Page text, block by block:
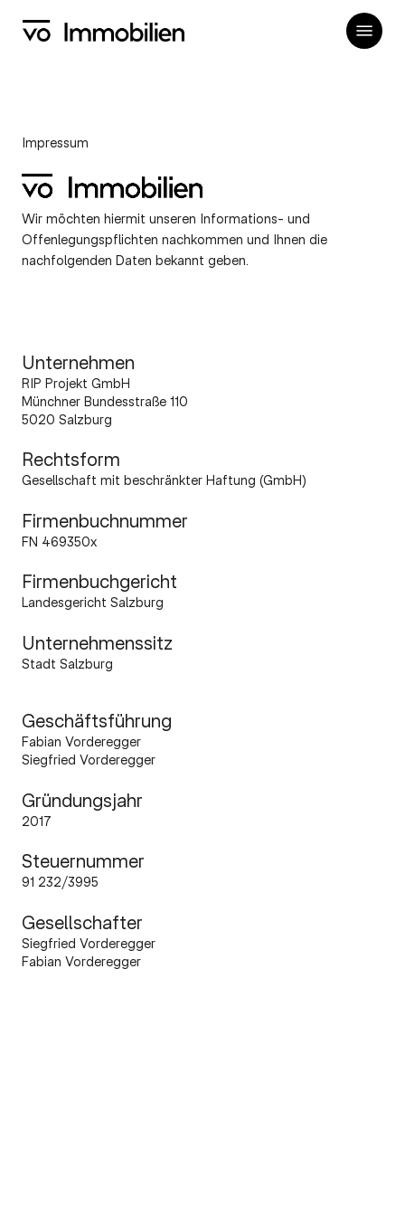
Menu
Impressum
Wir möchten hiermit unseren Informations- und
Offenlegungspflichten nachkommen und Ihnen die
nachfolgenden Daten bekannt geben.
Unternehmen
RIP Projekt GmbH
Münchner Bundesstraße 110
5020 Salzburg
Rechtsform
Gesellschaft mit beschränkter Haftung (GmbH)
Firmenbuchnummer
FN 469350x
Firmenbuchgericht
Landesgericht Salzburg
Unternehmenssitz
Stadt Salzburg
Geschäftsführung
Fabian Vorderegger
Siegfried Vorderegger
Gründungsjahr
2017
Steuernummer
91 232/3995
Gesellschafter
Siegfried Vorderegger
Fabian Vorderegger